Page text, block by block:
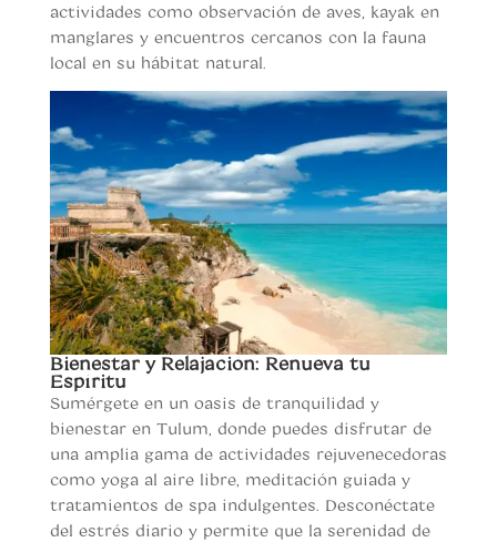
actividades como observación de aves, kayak en
manglares y encuentros cercanos con la fauna
local en su hábitat natural.
Bienestar y Relajación: Renueva tu
Espíritu
Sumérgete en un oasis de tranquilidad y
bienestar en Tulum, donde puedes disfrutar de
una amplia gama de actividades rejuvenecedoras
como yoga al aire libre, meditación guiada y
tratamientos de spa indulgentes. Desconéctate
del estrés diario y permite que la serenidad de